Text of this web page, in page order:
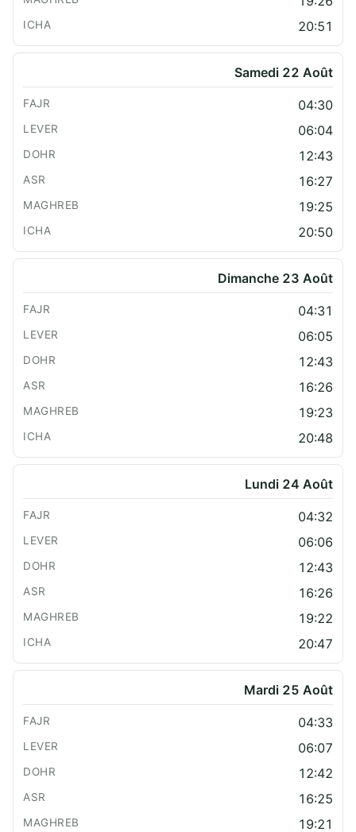
20:51
Samedi 22 Août
04:30
06:04
12:43
16:27
19:25
20:50
Dimanche 23 Août
04:31
06:05
12:43
16:26
19:23
20:48
Lundi 24 Août
04:32
06:06
12:43
16:26
19:22
20:47
Mardi 25 Août
04:33
06:07
12:42
16:25
19:21